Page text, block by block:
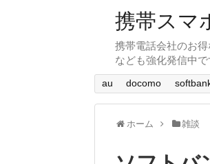
携帯スマ
携帯電話会社のお
なども強化発信中で
au docomo
ホーム 雑談